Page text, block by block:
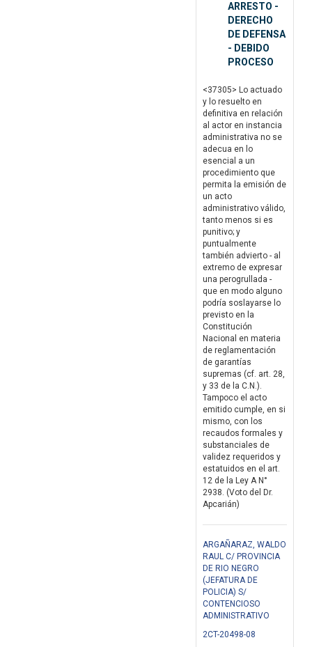
ARRESTO -
DERECHO
DE DEFENSA
- DEBIDO
PROCESO
<37305> Lo actuado
y lo resuelto en
definitiva en relación
al actor en instancia
administrativa no se
adecua en lo
esencial a un
procedimiento que
permita la emisión de
un acto
administrativo válido,
tanto menos si es
punitivo; y
puntualmente
también advierto - al
extremo de expresar
una perogrullada -
que en modo alguno
podría soslayarse lo
previsto en la
Constitución
Nacional en materia
de reglamentación
de garantías
supremas (cf. art. 28,
y 33 de la C.N.).
Tampoco el acto
emitido cumple, en si
mismo, con los
recaudos formales y
substanciales de
validez requeridos y
estatuidos en el art.
12 de la Ley A N°
2938. (Voto del Dr.
Apcarián)
ARGAÑARAZ, WALDO
RAUL C/ PROVINCIA
DE RIO NEGRO
(JEFATURA DE
POLICIA) S/
CONTENCIOSO
ADMINISTRATIVO
2CT-20498-08